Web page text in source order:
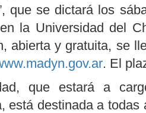
que se dictará los
la Universidad del
abierta y gratuita, se
. El
que estará a
está destinada a